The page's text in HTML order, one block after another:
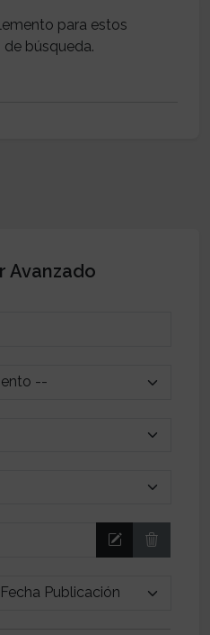
para estos
búsqueda.
Avanzado